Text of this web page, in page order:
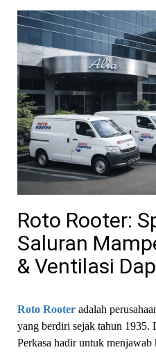
Roto Rooter:
Saluran
& Ventilasi
Roto Rooter adalah
yang berdiri sejak tahun
Perkasa hadir untuk menjawab